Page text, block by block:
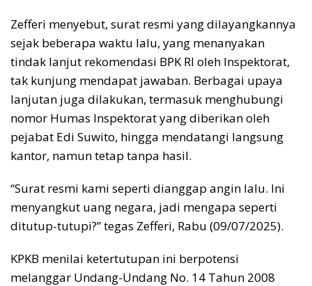
Zefferi menyebut, surat resmi yang dilayangkannya
sejak beberapa waktu lalu, yang menanyakan
tindak lanjut rekomendasi BPK RI oleh Inspektorat,
tak kunjung mendapat jawaban. Berbagai upaya
lanjutan juga dilakukan, termasuk menghubungi
nomor Humas Inspektorat yang diberikan oleh
pejabat Edi Suwito, hingga mendatangi langsung
kantor, namun tetap tanpa hasil.
“Surat resmi kami seperti dianggap angin lalu. Ini
menyangkut uang negara, jadi mengapa seperti
ditutup-tutupi?” tegas Zefferi, Rabu (09/07/2025).
KPKB menilai ketertutupan ini berpotensi
melanggar Undang-Undang No. 14 Tahun 2008